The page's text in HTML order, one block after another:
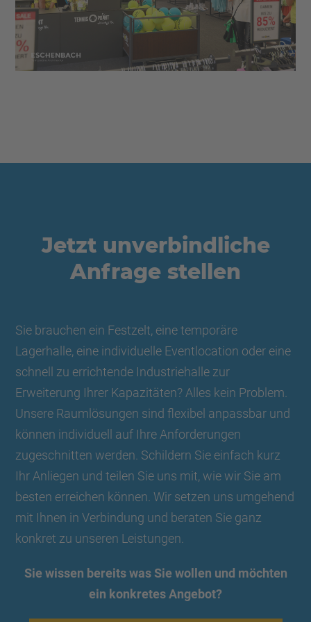
Jetzt unverbindliche
Anfrage stellen
Sie brauchen ein Festzelt, eine temporäre
Lagerhalle, eine individuelle Eventlocation oder eine
schnell zu errichtende Industriehalle zur
Erweiterung Ihrer Kapazitäten? Alles kein Problem.
Unsere Raumlösungen sind flexibel anpassbar und
können individuell auf Ihre Anforderungen
zugeschnitten werden. Schildern Sie einfach kurz
Ihr Anliegen und teilen Sie uns mit, wie wir Sie am
besten erreichen können. Wir setzen uns umgehend
mit Ihnen in Verbindung und beraten Sie ganz
konkret zu unseren Leistungen.
Sie wissen bereits was Sie wollen und möchten
ein konkretes Angebot?